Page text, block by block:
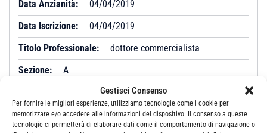
Gestisci Consenso
Per fornire le migliori esperienze, utilizziamo tecnologie come i cookie per
memorizzare e/o accedere alle informazioni del dispositivo. Il consenso a queste
tecnologie ci permetterà di elaborare dati come il comportamento di navigazione o
Data Anzianità:
04/04/2019
Data Iscrizione:
04/04/2019
Titolo Professionale:
dottore commercialista
Sezione:
A
Si
Iscrizione:
Albo